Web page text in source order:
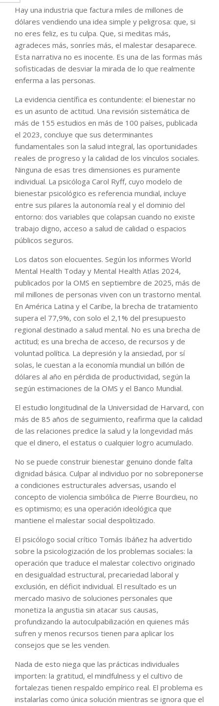
Hay una industria que factura miles de millones de
dólares vendiendo una idea simple y peligrosa: que, si
no eres feliz, es tu culpa. Que, si meditas más,
agradeces más, sonríes más, el malestar desaparece.
Esta narrativa no es inocente. Es una de las formas más
sofisticadas de desviar la mirada de lo que realmente
enferma a las personas.
La evidencia científica es contundente: el bienestar no
es un asunto de actitud. Una revisión sistemática de
más de 155 estudios en más de 100 países, publicada
el 2023, concluye que sus determinantes
fundamentales son la salud integral, las oportunidades
reales de progreso y la calidad de los vínculos sociales.
Ninguna de esas tres dimensiones es puramente
individual. La psicóloga Carol Ryff, cuyo modelo de
bienestar psicológico es referencia mundial, incluye
entre sus pilares la autonomía real y el dominio del
entorno: dos variables que colapsan cuando no existe
trabajo digno, acceso a salud de calidad o espacios
públicos seguros.
Los datos son elocuentes. Según los informes World
Mental Health Today y Mental Health Atlas 2024,
publicados por la OMS en septiembre de 2025, más de
mil millones de personas viven con un trastorno mental.
En América Latina y el Caribe, la brecha de tratamiento
supera el 77,9%, con solo el 2,1% del presupuesto
regional destinado a salud mental. No es una brecha de
actitud; es una brecha de acceso, de recursos y de
voluntad política. La depresión y la ansiedad, por sí
solas, le cuestan a la economía mundial un billón de
dólares al año en pérdida de productividad, según la
según estimaciones de la OMS y el Banco Mundial.
El estudio longitudinal de la Universidad de Harvard, con
más de 85 años de seguimiento, reafirma que la calidad
de las relaciones predice la salud y la longevidad más
que el dinero, el estatus o cualquier logro acumulado.
No se puede construir bienestar genuino donde falta
dignidad básica. Culpar al individuo por no sobreponerse
a condiciones estructurales adversas, usando el
concepto de violencia simbólica de Pierre Bourdieu, no
es optimismo; es una operación ideológica que
mantiene el malestar social despolitizado.
El psicólogo social crítico Tomás Ibáñez ha advertido
sobre la psicologización de los problemas sociales: la
operación que traduce el malestar colectivo originado
en desigualdad estructural, precariedad laboral y
exclusión, en déficit individual. El resultado es un
mercado masivo de soluciones personales que
monetiza la angustia sin atacar sus causas,
profundizando la autoculpabilización en quienes más
sufren y menos recursos tienen para aplicar los
consejos que se les venden.
Nada de esto niega que las prácticas individuales
importen: la gratitud, el mindfulness y el cultivo de
fortalezas tienen respaldo empírico real. El problema es
instalarlas como única solución mientras se ignora que el